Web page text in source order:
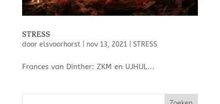
STRESS
door elsvoorhorst| nov 13, 2021 STRESS
Frances van Dinther: ZKM en UJHIJL...